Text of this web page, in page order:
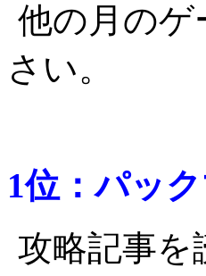
他の月のゲ
さい。
1位：パッ
攻略記事を